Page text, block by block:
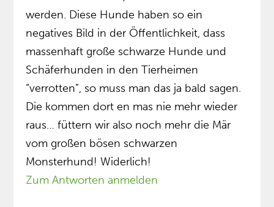
werden. Diese Hunde haben so ein
negatives Bild in der Öffentlichkeit, dass
massenhaft große schwarze Hunde und
Schäferhunden in den Tierheimen
“verrotten”, so muss man das ja bald sagen.
Die kommen dort en mas nie mehr wieder
raus… füttern wir also noch mehr die Mär
vom großen bösen schwarzen
Monsterhund! Widerlich!
Zum Antworten anmelden